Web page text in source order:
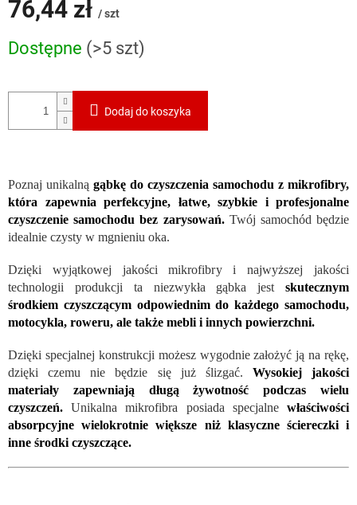
76,44 zł / szt
jednostkowa:
Dostępne (>5 szt)
Dodaj do koszyka
Poznaj unikalną gąbkę do czyszczenia samochodu z mikrofibry,
która zapewnia perfekcyjne, łatwe, szybkie i profesjonalne
czyszczenie samochodu bez zarysowań.Twój samochód będzie
idealnie czysty w mgnieniu oka.
Dzięki wyjątkowej jakości mikrofibry i najwyższej jakości
technologii produkcji ta niezwykła gąbka jest skutecznym
środkiem czyszczącym odpowiednim do każdego samochodu,
motocykla, roweru, ale także mebli i innych powierzchni.
Dzięki specjalnej konstrukcji możesz wygodnie założyć ją na rękę,
dzięki czemu nie będzie się już ślizgać. Wysokiej jakości
materiały zapewniają długą żywotność podczas wielu
czyszczeń. Unikalna mikrofibra posiada specjalne właściwości
absorpcyjne wielokrotnie większe niż klasyczne ściereczki i
inne środki czyszczące.